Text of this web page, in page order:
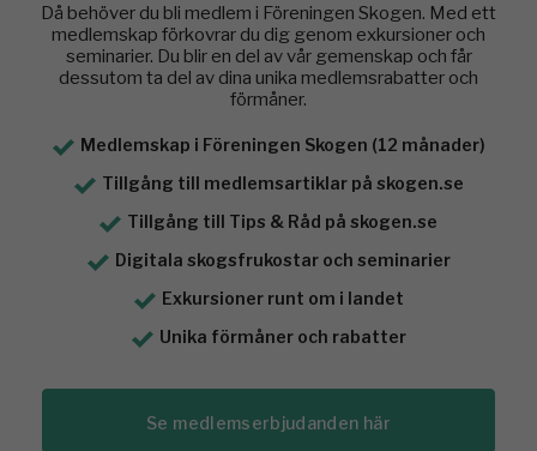
Då behöver du bli medlem i Föreningen Skogen. Med ett
medlemskap förkovrar du dig genom exkursioner och
seminarier. Du blir en del av vår gemenskap och får
dessutom ta del av dina unika medlemsrabatter och
förmåner.
Medlemskap i Föreningen Skogen (12 månader)
Tillgång till medlemsartiklar på skogen.se
Tillgång till Tips & Råd på skogen.se
Digitala skogsfrukostar och seminarier
Exkursioner runt om i landet
Unika förmåner och rabatter
Se medlemserbjudanden här